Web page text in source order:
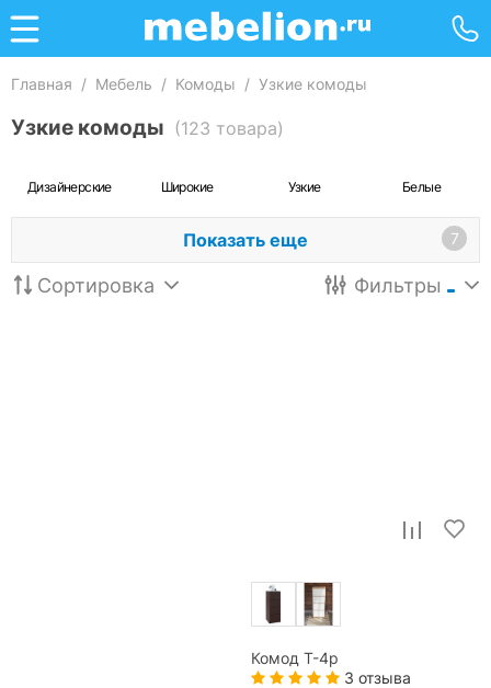
Главная / Мебель / Комоды / Узкие комоды
Узкие комоды (123 товара)
Дизайнерские Широкие Узкие Белые
Показать еще 7
Сортировка Фильтры
Комод Т-4р
3 отзыва